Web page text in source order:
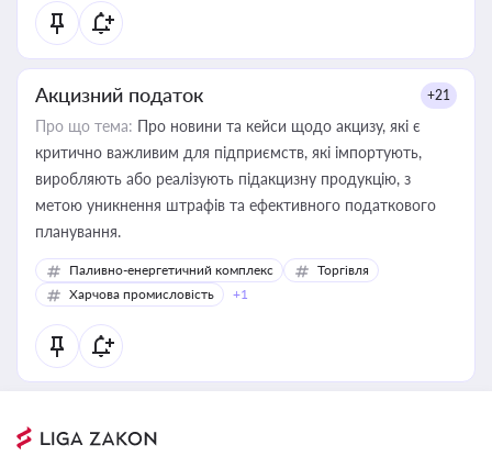
Акцизний податок +21
Про що тема: Про новини та кейси щодо акцизу, які є
критично важливим для підприємств, які імпортують,
виробляють або реалізують підакцизну продукцію, з
метою уникнення штрафів та ефективного податкового
планування.
Паливно-енергетичний комплекс
Торгівля
Харчова промисловість
+1